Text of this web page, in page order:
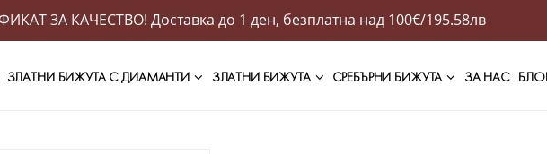
ЗА КАЧЕСТВО! Доставка до 1 ден, безплатна над 100€/195.58лв
ЗЛАТНИ БИЖУТА С ДИАМАНТИ ЗЛАТНИ БИЖУТА СРЕБЪРНИ БИЖУТА ЗА НАС